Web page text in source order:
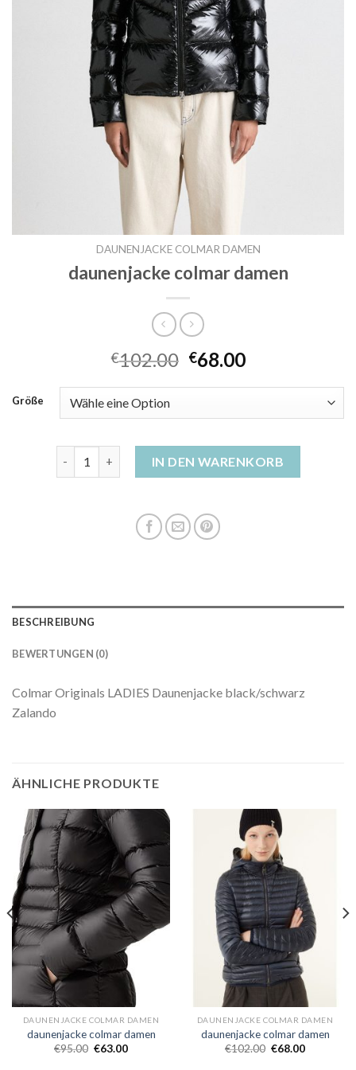
DAUNENJACKE COLMAR DAMEN
daunenjacke colmar damen
€102.00 €68.00
Größe
IN DEN WARENKORB
BESCHREIBUNG
BEWERTUNGEN (0)
Colmar Originals LADIES Daunenjacke black/schwarz
Zalando
ÄHNLICHE PRODUKTE
DAUNENJACKE COLMAR DAMEN
daunenjacke colmar damen
€95.00 €63.00
DAUNENJACKE COLMAR DAMEN
daunenjacke colmar damen
€102.00 €68.00